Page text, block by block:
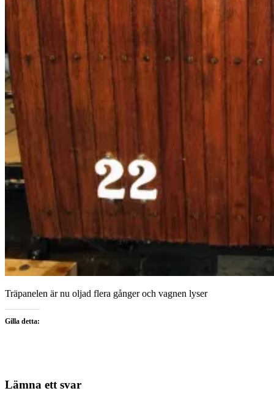
Träpanelen är nu oljad flera gånger och vagnen lyser
Gilla detta:
Lämna ett svar